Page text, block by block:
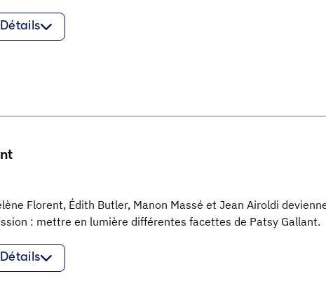
Détails
Florent, Édith Butler, Manon Massé et Jean Airoldi
: mettre en lumière différentes facettes de Patsy Gallant.
Détails